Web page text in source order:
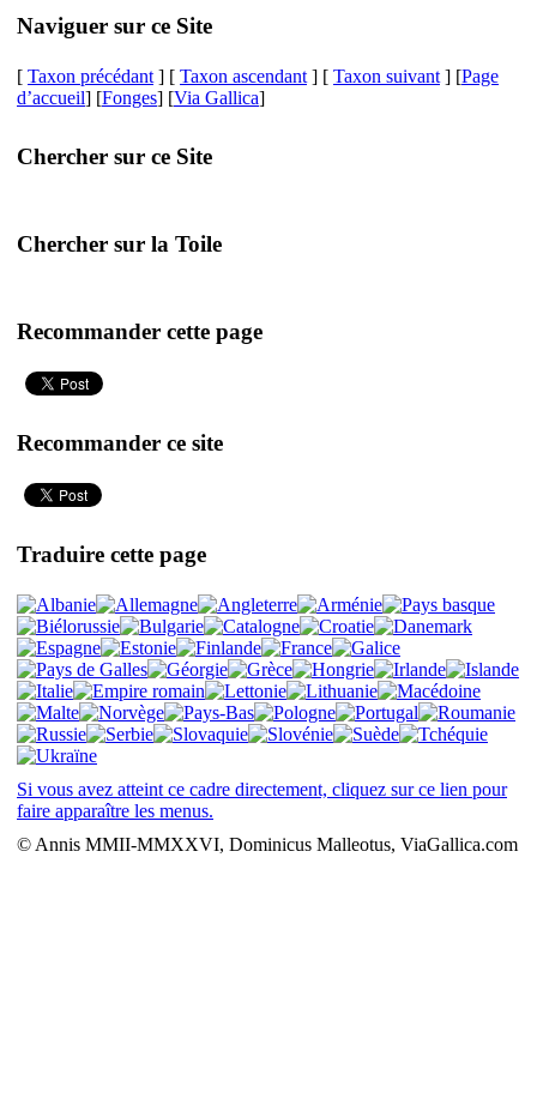
Naviguer sur ce Site
[ Taxon précédant ] [ Taxon ascendant ] [ Taxon suivant ] [Page
d’accueil] [Fonges] [Via Gallica]
Chercher sur ce Site
Chercher sur la Toile
Recommander cette page
Recommander ce site
Traduire cette page
Si vous avez atteint ce cadre directement, cliquez sur ce lien pour
faire apparaître les menus.
© Annis MMII-MMXXVI, Dominicus Malleotus, ViaGallica.com